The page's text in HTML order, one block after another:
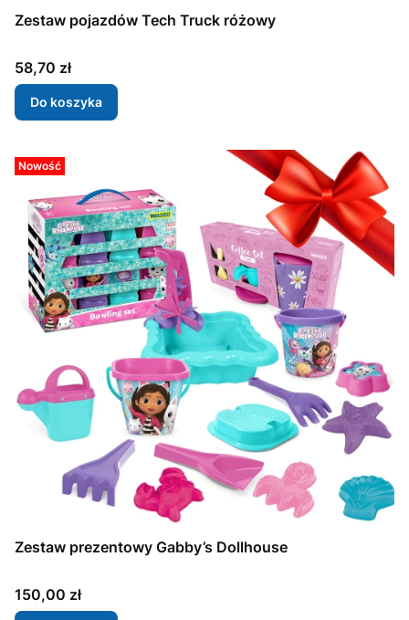
Zestaw pojazdów Tech Truck różowy
Cena
58,70 zł
Do koszyka
Nowość
Zestaw prezentowy Gabby’s Dollhouse
Cena
150,00 zł